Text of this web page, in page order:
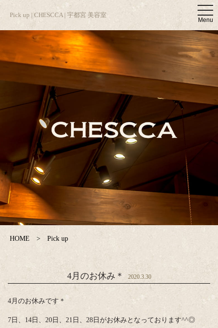
t
o
g
g
l
e
a
v
i
o
Menu
Pick up | CHESCCA | 宇都宮 美容室
HOME Pick up
4月のお休み＊ 2020.3.30
4月のお休みです＊
7日、14日、20日、21日、28日がお休みとなっております^^◎